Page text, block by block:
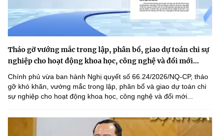
Tháo gỡ vướng mắc trong lập, phân bổ, giao dự toán chi sự
nghiệp cho hoạt động khoa học, công nghệ và đổi mới...
Chính phủ vừa ban hành Nghị quyết số 66.24/2026/NQ-CP, tháo
gỡ khó khăn, vướng mắc trong lập, phân bổ và giao dự toán chi
sự nghiệp cho hoạt động khoa học, công nghệ và đổi mới...